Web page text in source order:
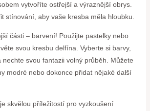
vytvoříte ostřejší a výraznější obrys.
stínování, aby vaše kresba měla hloubku.
části – barvení! Použijte pastelky nebo
svou kresbu delfína. Vyberte si barvy,
svou fantazii volný průběh. Můžete
modré nebo dokonce přidat nějaké další
skvělou příležitostí pro vyzkoušení